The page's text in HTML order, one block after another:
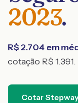
2023.
R$2.704 em
cotação R$ 1.391
Cotar